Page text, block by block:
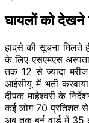
घायलों को देखने
हादसे की सूचना मिलते
के लिए एसएमएस
तक 12 से ज्यादा
आईसीयू में भर्ती
दीपक माहेश्वरी के
कई लोग 70 प्रतिशत
अब तक बर्न वार्ड में 35